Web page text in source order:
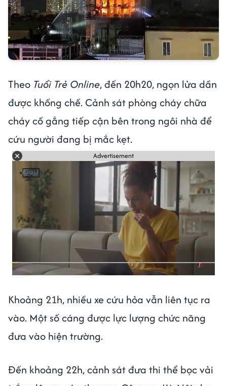
Theo Tuổi Trẻ Online, đến 20h20, ngọn lửa dần
được khống chế. Cảnh sát phòng cháy chữa
cháy cố gắng tiếp cận bên trong ngôi nhà để
cứu người đang bị mắc kẹt.
Advertisement
Khoảng 21h, nhiều xe cứu hỏa vẫn liên tục ra
vào. Một số cáng được lực lượng chức năng
đưa vào hiện trường.
Đến khoảng 22h, cảnh sát đưa thi thể bọc vải